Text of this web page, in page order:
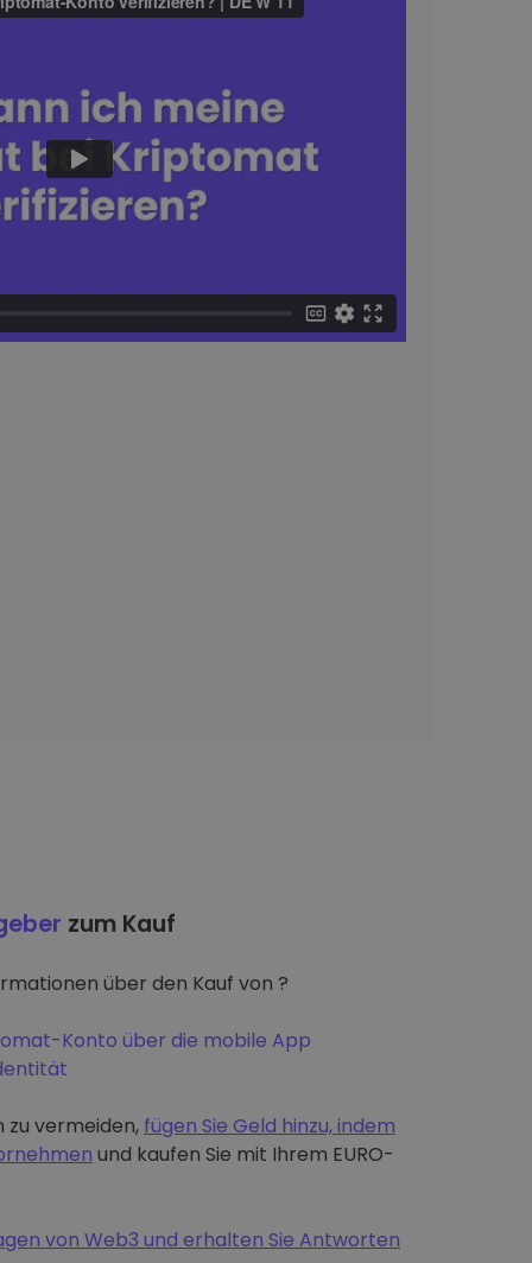
zum Kauf
über den Kauf von ?
Konto über die mobile App
vermeiden, fügen Sie Geld hinzu, indem
und kaufen Sie mit Ihrem EURO-
von Web3 und erhalten Sie Antworten